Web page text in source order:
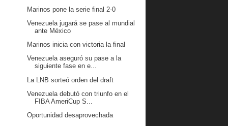
Marinos pone la serie final 2-0
Venezuela jugará se pase al mundial
ante México
Marinos inicia con victoria la final
Venezuela aseguró su pase a la
siguiente fase en e...
La LNB sorteó orden del draft
Venezuela debutó con triunfo en el
FIBA AmeriCup S...
Oportunidad desaprovechada